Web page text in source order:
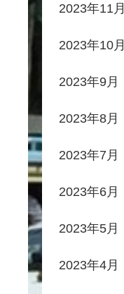
2023年11月
2023年10月
2023年9月
2023年8月
2023年7月
2023年6月
2023年5月
2023年4月